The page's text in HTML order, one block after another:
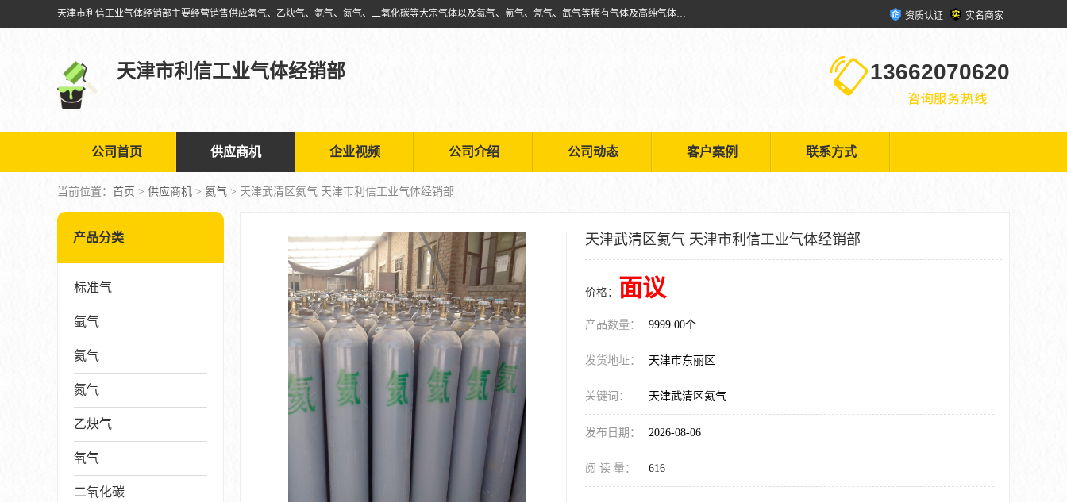
天津市利信工业气体经销部主要经营销售供应氧气、乙炔气、氩气、氮气、二氧化碳等大宗气体以及氦气、氪气、氖气、氙气等稀有气体及高纯气体的配送租赁 资质认证 实名商家
天津市利信工业气体经销部 13662070620
公司首页 供应商机 企业视频 公司介绍 公司动态 客户案例 联系方式
当前位置： 首页 > 供应商机 > 氦气 > 天津武清区氦气 天津市利信工业气体经销部
产品分类
标准气
氩气
氦气
氮气
乙炔气
氧气
二氧化碳
天津武清区氦气 天津市利信工业气体经销部
价格： 面议
产品数量： 9999.00个
发货地址： 天津市东丽区
关键词： 天津武清区氦气
发布日期： 2026-08-06
阅 读 量： 616